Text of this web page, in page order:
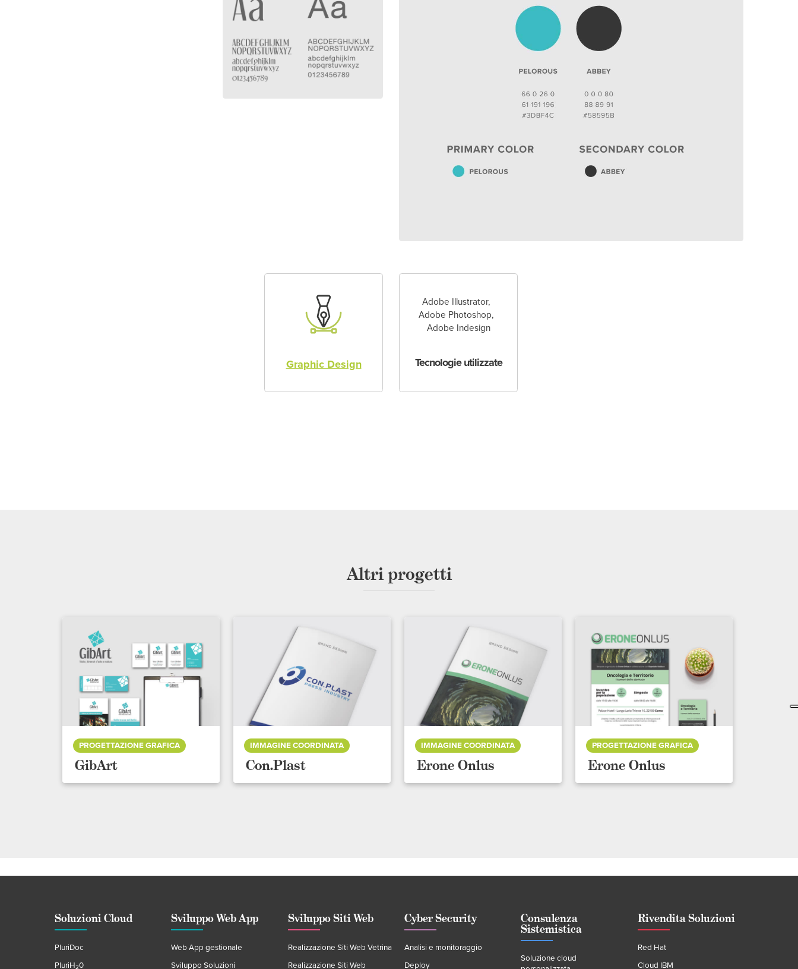
Graphic Design
Adobe Illustrator
Adobe Photoshop
Adobe Indesign
Tecnologie utilizzate
Altri progetti
PROGETTAZIONE GRAFICA
GibArt
IMMAGINE COORDINATA
Con.Plast
IMMAGINE COORDINATA
Erone Onlus
PROGETTAZIONE GRAFICA
Erone Onlus
Soluzioni Cloud
PluriDoc
PluriH20
Sviluppo Web App
Web App gestionale
Sviluppo Soluzioni
Sviluppo Siti Web
Realizzazione Siti Web Vetrina
Realizzazione Siti Web
Cyber Security
Analisi e monitoraggio
Deploy
Consulenza
Sistemistica
Soluzione cloud
Rivendita Soluzioni
Red Hat
Cloud IBM